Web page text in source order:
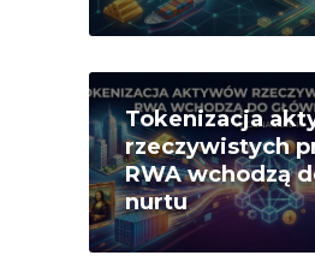
Tokenizacja
rzeczywistych
RWA wchodzą
nurtu